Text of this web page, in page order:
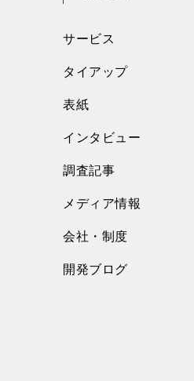
サービス
タイアップ
表紙
インタビュー
調査記事
メディア情報
会社・制度
開発ブログ